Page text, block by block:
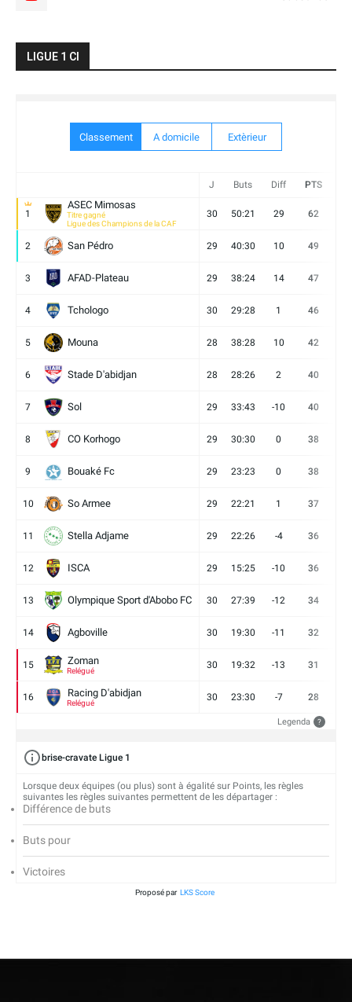
LIGUE 1 CI
Classement A domicile Extèrieur
J Buts Diff PTS
1
ASEC Mimosas
Titre gagné
Ligue des Champions de la CAF
30 50:21 29 62
2 San Pédro 29 40:30 10 49
3 AFAD-Plateau 29 38:24 14 47
4 Tchologo 30 29:28 1 46
5 Mouna 28 38:28 10 42
6 Stade D'abidjan 28 28:26 2 40
7 Sol 29 33:43 -10 40
8 CO Korhogo 29 30:30 0 38
9 Bouaké Fc 29 23:23 0 38
10 So Armee 29 22:21 1 37
11 Stella Adjame 29 22:26 -4 36
12 ISCA 29 15:25 -10 36
13 Olympique Sport d'Abobo FC 30 27:39 -12 34
14 Agboville 30 19:30 -11 32
15 Zoman
Relégué
30 19:32 -13 31
16 Racing D'abidjan
Relégué
30 23:30 -7 28
Legenda ?
brise-cravate Ligue 1
Lorsque deux équipes (ou plus) sont à égalité sur Points, les règles
suivantes les règles suivantes permettent de les départager :
Différence de buts
Buts pour
Victoires
Proposé par LKS Score